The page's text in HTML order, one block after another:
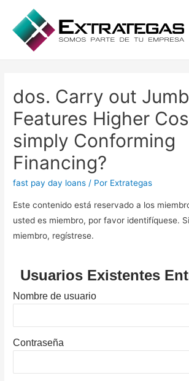
dos. Carry out
Features Higher
simply Conforming
Financing?
fast pay day loans / Por Extrategas
Este contenido está reservado a los
usted es miembro, por favor identifíquese.
miembro, regístrese.
Usuarios Existentes
Nombre de usuario
Contraseña